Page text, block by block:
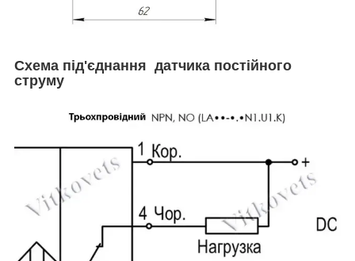
Схема під'єднання датчика постійного
струму